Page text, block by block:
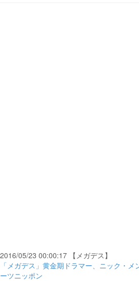
2016/05/23 00:00:17 【メガデス】
「メガデス」黄金期ドラマー、ニック・
ーツニッポン